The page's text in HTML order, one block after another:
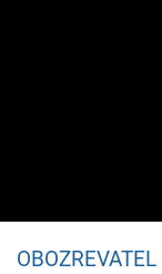
OBOZREVATEL